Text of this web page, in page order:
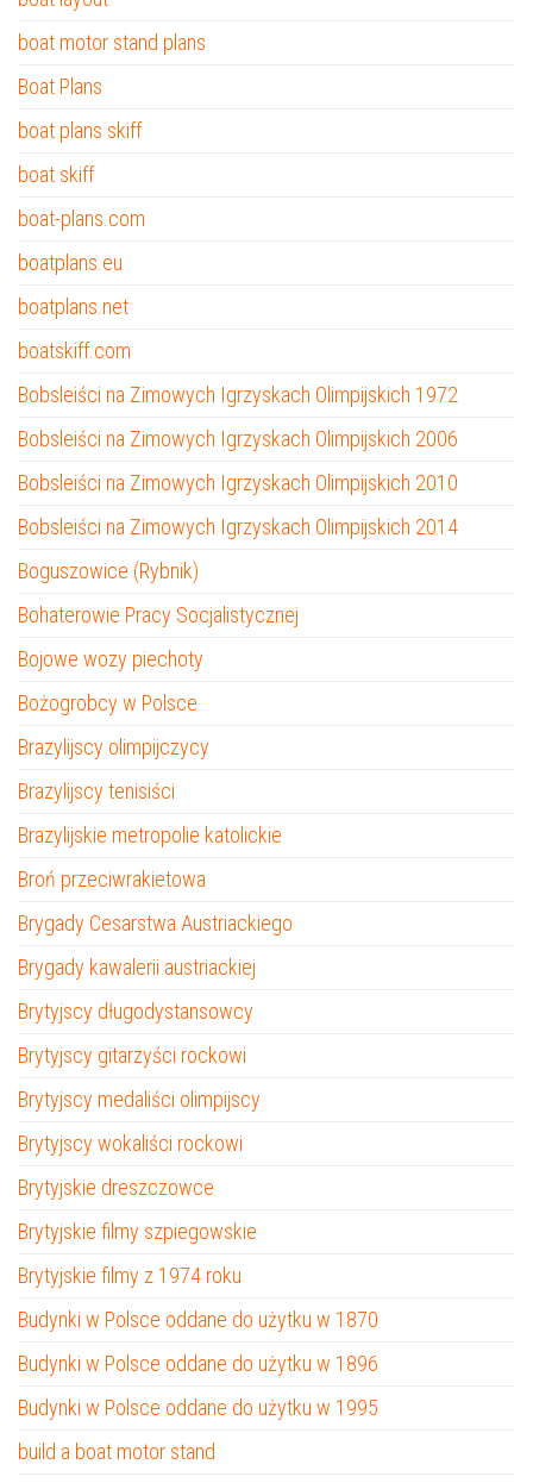
boat motor stand plans
Boat Plans
boat plans skiff
boat skiff
boat-plans.com
boatplans.eu
boatplans.net
boatskiff.com
Bobsleiści na Zimowych Igrzyskach Olimpijskich 1972
Bobsleiści na Zimowych Igrzyskach Olimpijskich 2006
Bobsleiści na Zimowych Igrzyskach Olimpijskich 2010
Bobsleiści na Zimowych Igrzyskach Olimpijskich 2014
Boguszowice (Rybnik)
Bohaterowie Pracy Socjalistycznej
Bojowe wozy piechoty
Bożogrobcy w Polsce
Brazylijscy olimpijczycy
Brazylijscy tenisiści
Brazylijskie metropolie katolickie
Broń przeciwrakietowa
Brygady Cesarstwa Austriackiego
Brygady kawalerii austriackiej
Brytyjscy długodystansowcy
Brytyjscy gitarzyści rockowi
Brytyjscy medaliści olimpijscy
Brytyjscy wokaliści rockowi
Brytyjskie dreszczowce
Brytyjskie filmy szpiegowskie
Brytyjskie filmy z 1974 roku
Budynki w Polsce oddane do użytku w 1870
Budynki w Polsce oddane do użytku w 1896
Budynki w Polsce oddane do użytku w 1995
build a boat motor stand